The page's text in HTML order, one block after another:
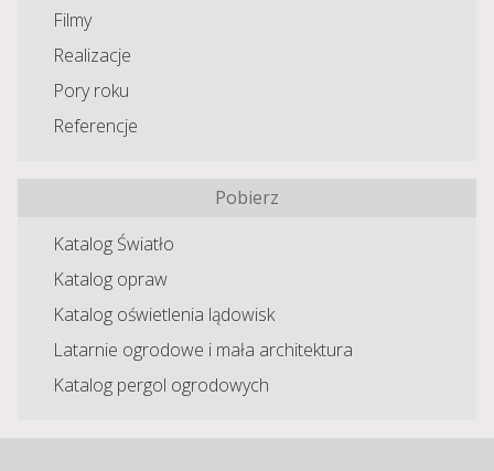
Filmy
Realizacje
Pory roku
Referencje
Pobierz
Katalog Światło
Katalog opraw
Katalog oświetlenia lądowisk
Latarnie ogrodowe i mała architektura
Katalog pergol ogrodowych